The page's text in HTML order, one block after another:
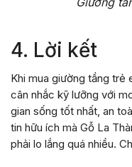
4. Lời kết
Khi mua giường tầng trẻ
cân nhắc kỹ lưỡng với
gian sống tốt nhất, an
tin hữu ích mà Gỗ La
phải lo lắng quá nhiều.